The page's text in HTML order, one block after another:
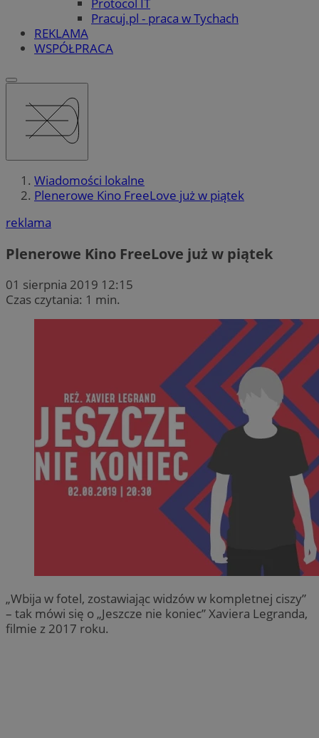
Pracuj.pl - praca w Tychach
REKLAMA
WSPÓŁPRACA
Wiadomości lokalne
Plenerowe Kino FreeLove już w piątek
reklama
Plenerowe Kino FreeLove już w piątek
01 sierpnia 2019 12:15
Czas czytania: 1 min.
„Wbija w fotel, zostawiając widzów w kompletnej ciszy”
– tak mówi się o „Jeszcze nie koniec” Xaviera Legranda,
filmie z 2017 roku.